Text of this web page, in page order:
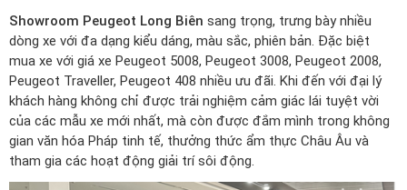
Showroom Peugeot Long Biên sang trọng, trưng bày nhiều
dòng xe với đa dạng kiểu dáng, màu sắc, phiên bản. Đặc biệt
mua xe với giá xe Peugeot 5008, Peugeot 3008, Peugeot 2008,
Peugeot Traveller, Peugeot 408 nhiều ưu đãi. Khi đến với đại lý
khách hàng không chỉ được trải nghiệm cảm giác lái tuyệt vời
của các mẫu xe mới nhất, mà còn được đắm mình trong không
gian văn hóa Pháp tinh tế, thưởng thức ẩm thực Châu Âu và
tham gia các hoạt động giải trí sôi động.